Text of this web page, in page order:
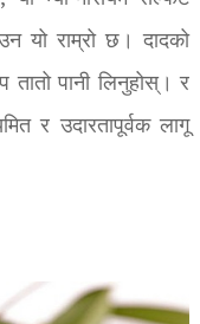
यो राम्रो छ। दादको
पानी लिनुहोस्। र
र उदारतापूर्वक लागू